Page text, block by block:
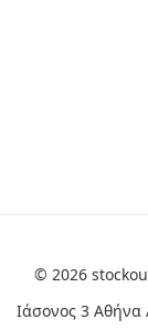
© 2026
Ιάσονος 3 Αθήνα